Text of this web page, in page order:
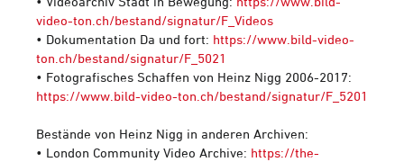
video-ton.ch/bestand/signatur/F_Videos
• Dokumentation Da und fort: https://www.bild-video-
ton.ch/bestand/signatur/F_5021
• Fotografisches Schaffen von Heinz Nigg 2006-2017:
https://www.bild-video-ton.ch/bestand/signatur/F_5201
Bestände von Heinz Nigg in anderen Archiven:
• London Community Video Archive: https://the-